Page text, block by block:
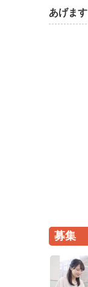
あげます
募集